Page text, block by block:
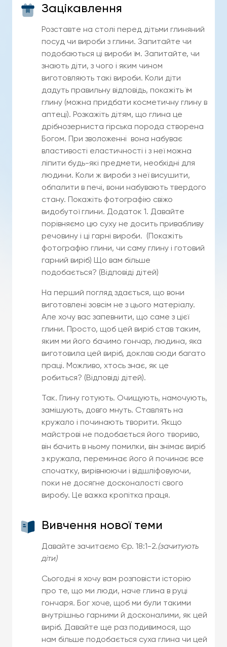
Зацікавлення
Розставте на столі перед дітьми глиняний
посуд чи вироби з глини. Запитайте чи
подобаються ці вироби їм. Запитайте, чи
знають діти, з чого і яким чином
виготовляють такі вироби. Коли діти
дадуть правильну відповідь, покажіть їм
глину (можна придбати косметичну глину в
аптеці). Розкажіть дітям, що глина це
дрібнозерниста гірська порода створена
Богом. При зволоженні вона набуває
властивості еластичності і з неї можна
ліпити будь-які предмети, необхідні для
людини. Коли ж вироби з неї висушити,
обпалити в печі, вони набувають твердого
стану. Покажіть фотографію свіжо
видобутої глини. Додаток 1. Давайте
порівняємо цю суху не досить привабливу
речовину і ці гарні вироби. (Покажіть
фотографію глини, чи саму глину і готовий
гарний виріб) Що вам більше
подобається? (Відповіді дітей)
На перший погляд здається, що вони
виготовлені зовсім не з цього матеріалу.
Але хочу вас запевнити, що саме з цієї
глини. Просто, щоб цей виріб став таким,
яким ми його бачимо гончар, людина, яка
виготовила цей виріб, доклав сюди багато
праці. Можливо, хтось знає, як це
робиться? (Відповіді дітей).
Так. Глину готують. Очищують, намочують,
замішують, довго мнуть. Ставлять на
кружало і починають творити. Якщо
майстрові не подобається його твориво,
він бачить в ньому помилки, він знімає виріб
з кружала, переминає його й починає все
спочатку, вирівнюючи і відшліфовуючи,
поки не досягне досконалості свого
виробу. Це важка кропітка праця.
Вивчення нової теми
Давайте зачитаємо Єр. 18:1-2.(зачитують
діти)
Сьогодні я хочу вам розповісти історію
про те, що ми люди, наче глина в руці
гончаря. Бог хоче, щоб ми були такими
внутрішньо гарними й досконалими, як цей
виріб. Давайте ще раз подивимося, що
нам більше подобається суха глина чи цей